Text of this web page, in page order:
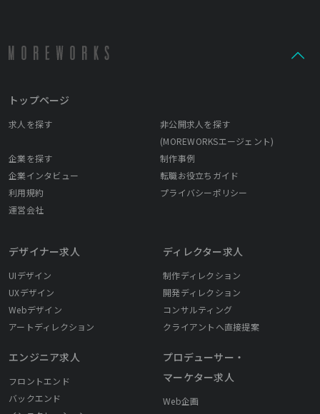
トップページ
求人を探す
非公開求人を探す
(MOREWORKSエージェント)
企業を探す
制作事例
企業インタビュー
転職お役立ちガイド
利用規約
プライバシーポリシー
運営会社
デザイナー求人
UIデザイン
UXデザイン
Webデザイン
アートディレクション
エンジニア求人
フロントエンド
バックエンド
ディレクター求人
制作ディレクション
開発ディレクション
コンサルティング
クライアントへ直接提案
プロデューサー・
マーケター求人
Web企画